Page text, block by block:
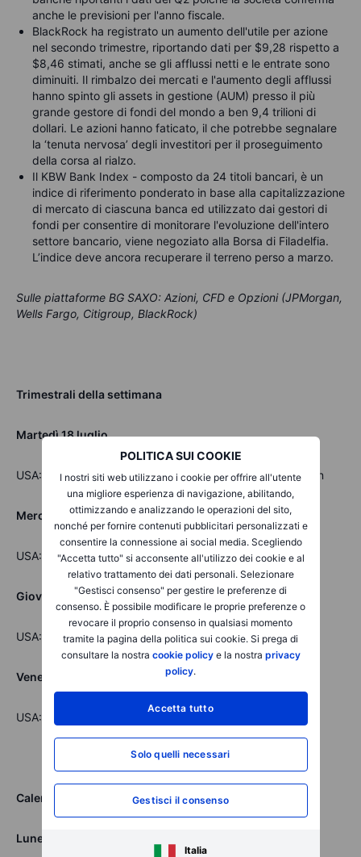
POLITICA SUI COOKIE
I nostri siti web utilizzano i cookie per offrire all'utente
una migliore esperienza di navigazione, abilitando,
ottimizzando e analizzando le operazioni del sito,
nonché per fornire contenuti pubblicitari personalizzati e
consentire la connessione ai social media. Scegliendo
"Accetta tutto" si acconsente all'utilizzo dei cookie e al
relativo trattamento dei dati personali. Selezionare
"Gestisci consenso" per gestire le preferenze di
consenso. È possibile modificare le proprie preferenze o
revocare il proprio consenso in qualsiasi momento
tramite la pagina della politica sui cookie. Si prega di
consultare la nostra cookie policye la nostra privacy
policy.
Accetta tutto
Solo quelli necessari
Gestisci il consenso
Italia
anche le previsioni per l'anno fiscale.
BlackRock ha registrato un aumento dell'utile per azione
nel secondo trimestre, riportando dati per $9,28 rispetto a
$8,46 stimati, anche se gli afflussi netti e le entrate sono
diminuiti. Il rimbalzo dei mercati e l'aumento degli afflussi
hanno spinto gli assets in gestione (AUM) presso il più
grande gestore di fondi del mondo a ben 9,4 trilioni di
dollari. Le azioni hanno faticato, il che potrebbe segnalare
la ‘tenuta nervosa’ degli investitori per il proseguimento
della corsa al rialzo.
Il KBW Bank Index - composto da 24 titoli bancari, è un
indice di riferimento ponderato in base alla capitalizzazione
di mercato di ciascuna banca ed utilizzato dai gestori di
fondi per consentire di monitorare l'evoluzione dell'intero
settore bancario, viene negoziato alla Borsa di Filadelfia.
L’indice deve ancora recuperare il terreno perso a marzo.
Sulle piattaforme BG SAXO: Azioni, CFD e Opzioni (JPMorgan,
Wells Fargo, Citigroup, BlackRock)
Trimestrali della settimana
Martedì 18 luglio
USA: Bank of America, Morgan Stanley, Bank of NY Mellon
Mercoledì 19 luglio
USA: Tesla, Netflix, IBM, Goldman Sachs, US Bancorp
Giovedì 20 luglio
USA: J&J Johnson & Johnson, Abbott Labs, Philipp Moris
Venerdì 21 luglio
USA: American Express
Calendario Macroeconomico BG SAXO
Lunedì 17 luglio 2023